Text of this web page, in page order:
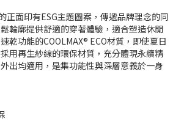
正面印有ESG主題圖案，傳遞品牌理念的同
輪廓提供舒適的穿著體驗，適合塑造休閒
乾功能的COOLMAX® ECO材質，即使夏日
用再生紗線的環保材質，充分體現永續精
出均適用，是集功能性與深層意義於一身